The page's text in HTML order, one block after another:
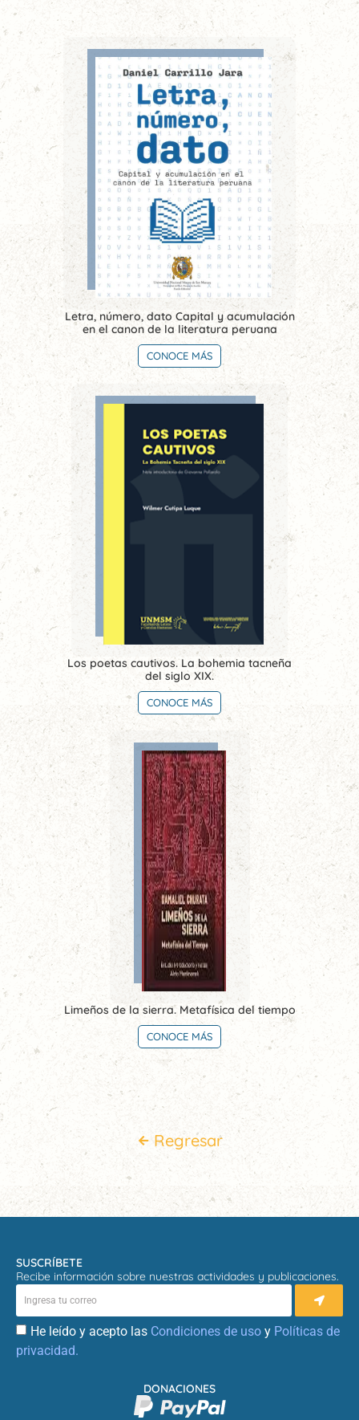
Letra, número, dato Capital y acumulación
en el canon de la literatura peruana
CONOCE MÁS
Los poetas cautivos. La bohemia tacneña
del siglo XIX.
CONOCE MÁS
Limeños de la sierra. Metafísica del tiempo
CONOCE MÁS
Regresar
SUSCRÍBETE
Recibe información sobre nuestras actividades y publicaciones.
He leído y acepto las Condiciones de uso y Políticas de
privacidad.
DONACIONES